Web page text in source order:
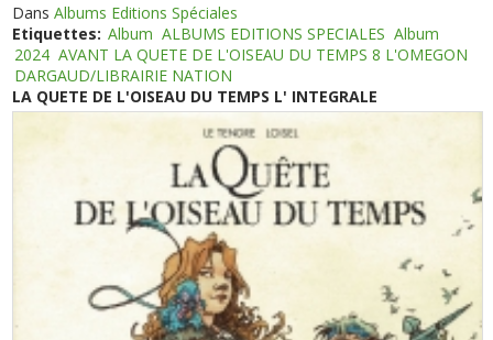
DansAlbums Editions Spéciales
Etiquettes: Album ALBUMS EDITIONS SPECIALES Album
2024 AVANT LA QUETE DE L'OISEAU DU TEMPS 8 L'OMEGON
DARGAUD/LIBRAIRIE NATION
LA QUETE DE L'OISEAU DU TEMPS L' INTEGRALE